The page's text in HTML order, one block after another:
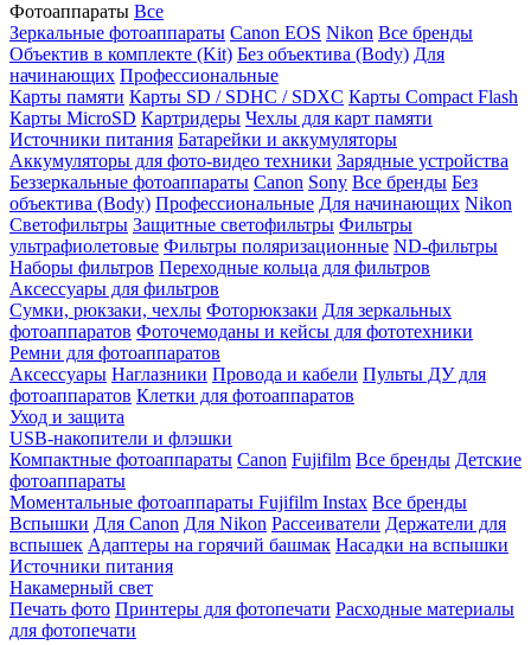
Фотоаппараты Все
Зеркальные фотоаппараты Canon EOS Nikon Все бренды
Объектив в комплекте (Kit) Без объектива (Body) Для
начинающих Профессиональные
Карты памяти Карты SD / SDHC / SDXC Карты Compact Flash
Карты MicroSD Картридеры Чехлы для карт памяти
Источники питания Батарейки и аккумуляторы
Аккумуляторы для фото-видео техники Зарядные устройства
Беззеркальные фотоаппараты Canon Sony Все бренды Без
объектива (Body) Профессиональные Для начинающих Nikon
Светофильтры Защитные светофильтры Фильтры
ультрафиолетовые Фильтры поляризационные ND-фильтры
Наборы фильтров Переходные кольца для фильтров
Аксессуары для фильтров
Сумки, рюкзаки, чехлы Фоторюкзаки Для зеркальных
фотоаппаратов Фоточемоданы и кейсы для фототехники
Ремни для фотоаппаратов
Аксессуары Наглазники Провода и кабели Пульты ДУ для
фотоаппаратов Клетки для фотоаппаратов
Уход и защита
USB-накопители и флэшки
Компактные фотоаппараты Canon Fujifilm Все бренды Детские
фотоаппараты
Моментальные фотоаппараты Fujifilm Instax Все бренды
Вспышки Для Canon Для Nikon Рассеиватели Держатели для
вспышек Адаптеры на горячий башмак Насадки на вспышки
Источники питания
Накамерный свет
Печать фото Принтеры для фотопечати Расходные материалы
для фотопечати